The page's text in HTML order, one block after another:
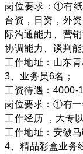
岗位要求：①有
台资，日资，外
际沟通能力、营
协调能力、谈判
工作地址：山东
3、业务员6名；
工资待遇：4000-
岗位要求：①有一
工作经历 ，大专
工作地址：安徽
4、精品彩盒业务